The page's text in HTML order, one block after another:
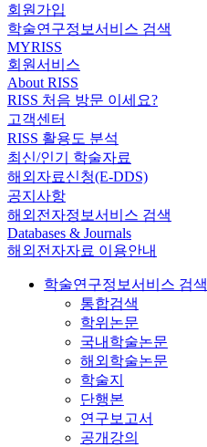
회원가입
학술연구정보서비스 검색
MYRISS
회원서비스
About RISS
RISS 처음 방문 이세요?
고객센터
RISS 활용도 분석
최신/인기 학술자료
해외자료신청(E-DDS)
공지사항
해외전자정보서비스 검색
Databases & Journals
해외전자자료 이용안내
학술연구정보서비스 검색
통합검색
학위논문
국내학술논문
해외학술논문
학술지
단행본
연구보고서
공개강의